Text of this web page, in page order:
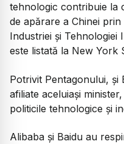
tehnologic contribuie la
de apărare a Chinei
Industriei și Tehnologiei
este listată la New York
Potrivit Pentagonului, și
afiliate aceluiași
politicile tehnologice și
Alibaba și Baidu au